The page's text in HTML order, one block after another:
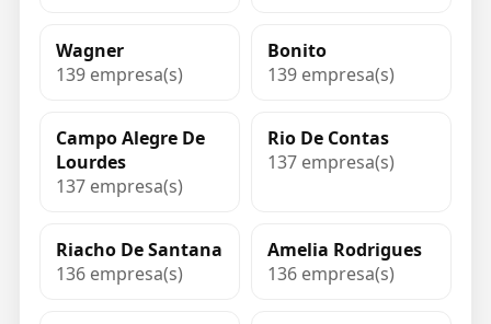
Wagner
139 empresa(s)
Bonito
139 empresa(s)
Campo Alegre De
Lourdes
137 empresa(s)
Rio De Contas
137 empresa(s)
Riacho De Santana
136 empresa(s)
Amelia Rodrigues
136 empresa(s)